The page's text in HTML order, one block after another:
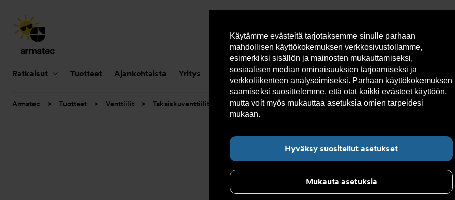
Käytämme evästeitä tarjotaksemme sinulle parhaan
mahdollisen käyttökokemuksen verkkosivustollamme,
esimerkiksi sisällön ja mainosten mukauttamiseksi,
sosiaalisen median ominaisuuksien tarjoamiseksi ja
verkkoliikenteen analysoimiseksi. Parhaan käyttökokemuksen
saamiseksi suosittelemme, että otat kaikki evästeet käyttöön,
mutta voit myös mukauttaa asetuksia omien tarpeidesi
mukaan.
Hyväksy suositellut asetukset
Mukauta asetuksia
Ratkaisut Tuotteet Ajankohtaista Yritys Huolto Vastuullisuus Yhteystiedot Tekniset apuvälineet
Olet
Armatec > Tuotteet > Venttiilit > Takaiskuventtiilit Lautastakaiskuventtiilit > Lautastakaiskuventtiilit AT 1171-